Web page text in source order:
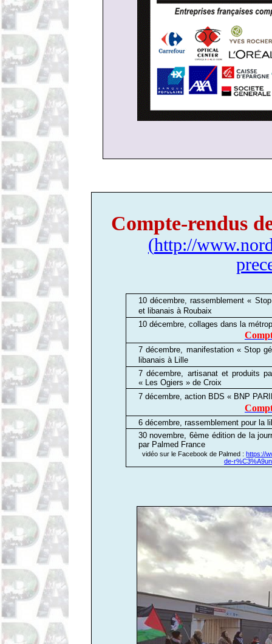
Compte-rendus
(http://
10 décembre, rassemblement «
et libanais à Roubaix
10 décembre, collages dans la
7 décembre, manifestation «Stop
libanais à Lille
7 décembre, artisanat et produits
« Les Ogiers » de Croix
7 décembre, action BDS « BNP
6 décembre, rassemblement pour la
30 novembre, 6ème édition de la
par Palmed France
vidéo sur le Facebook de Palmed : https://
de-